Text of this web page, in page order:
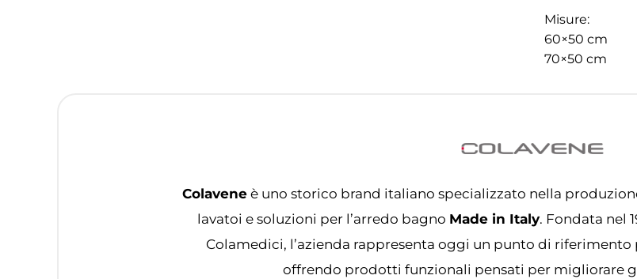
Misure:
60×50 cm
70×50 cm
Colavene è uno storico brand italiano specializzato nella
lavatoi e soluzioni per l’arredo bagno Made in Italy. Fondata nel
Colamedici, l’azienda rappresenta oggi un punto di riferimento
offrendo prodotti funzionali pensati per migliorare